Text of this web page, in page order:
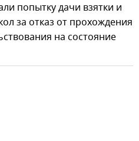
попытку дачи взятки и
за отказ от прохождения
на состояние